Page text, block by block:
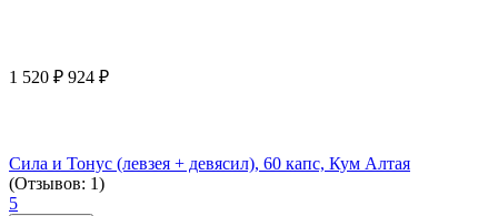
1 520 ₽ 924 ₽
Сила и Тонус (левзея + девясил), 60 капс, Кум Алтая
(Отзывов: 1)
5